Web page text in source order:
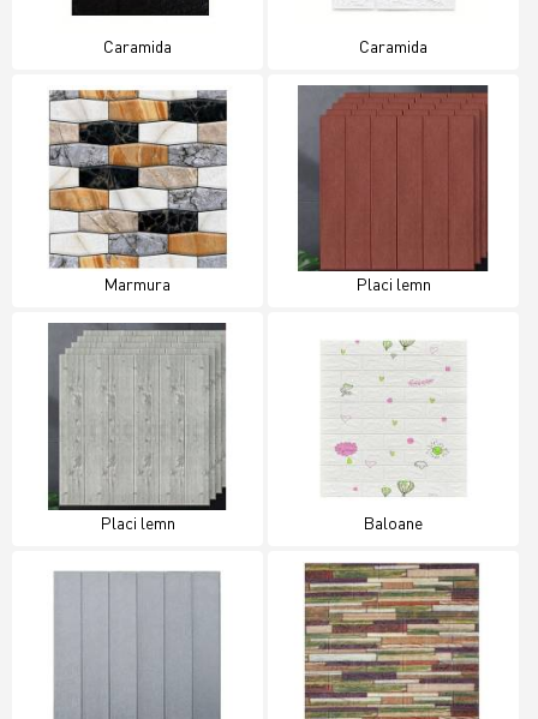
Caramida Caramida
Marmura Placi lemn
Placi lemn Baloane